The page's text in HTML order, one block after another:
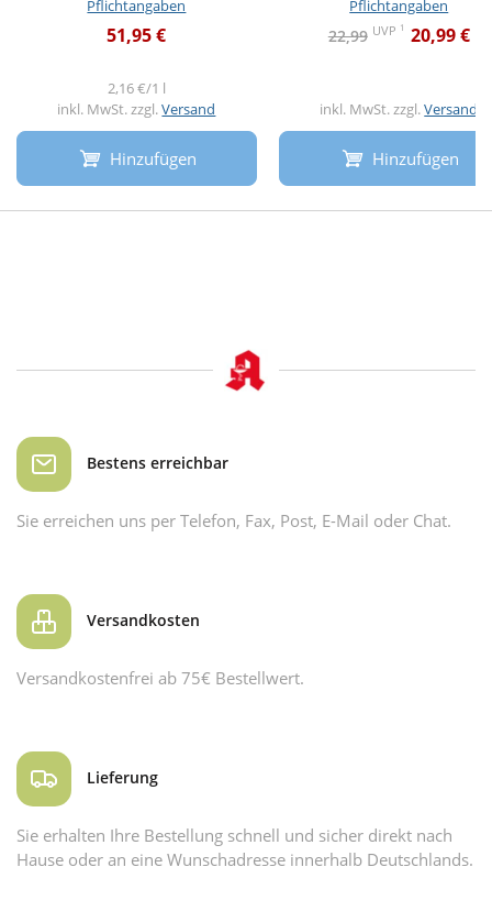
Pflichtangaben
51,95 €
2,16 €/1 l
inkl. MwSt. zzgl.Versand
Hinzufügen
Pflichtangaben
22,99 UVP 1 20,99 €
inkl. MwSt. zzgl.Versand
Hinzufügen
Bestens erreichbar
Sie erreichen uns per Telefon, Fax, Post, E-Mail oder Chat.
Versandkosten
Versandkostenfrei ab 75€ Bestellwert.
Lieferung
Sie erhalten Ihre Bestellung schnell und sicher direkt nach
Hause oder an eine Wunschadresse innerhalb Deutschlands.